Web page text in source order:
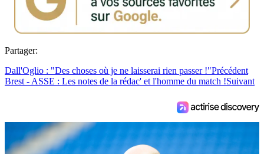
Partager:
Dall'Oglio : "Des choses où je ne laisserai rien passer !"Précédent
Brest - ASSE : Les notes de la rédac' et l'homme du match !Suivant